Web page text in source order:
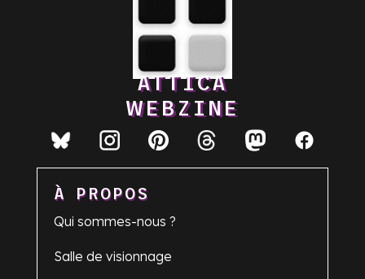
ATTICA
WEBZINE
À PROPOS
Qui sommes-nous ?
Salle de visionnage